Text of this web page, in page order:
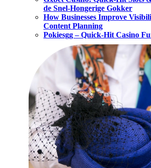
de Snel‑Hongerige Gokker
How Businesses Improve
Content Planning
Pokiesgg – Quick‑Hit Casino